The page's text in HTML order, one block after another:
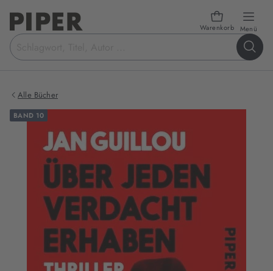
Warenkorb Menü
Suchbegriff
eingeben
Alle Bücher
BAND 10